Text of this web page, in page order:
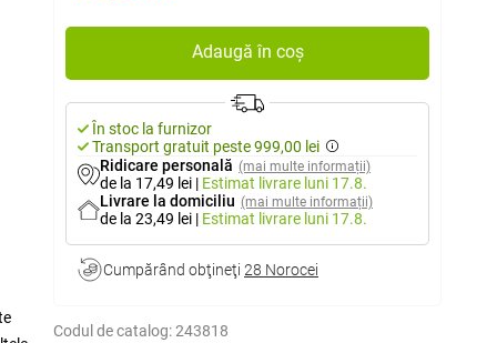
Adaugă în coș
În stoc la furnizor
Transport gratuit peste 999,00 lei
Ridicare personală (mai multe informații)
de la 17,49 lei | Estimat livrare luni 17.8.
Livrare la domiciliu (mai multe informații)
de la 23,49 lei | Estimat livrare luni 17.8.
Cumpărând obţineţi 28 Norocei
Codul de catalog:243818